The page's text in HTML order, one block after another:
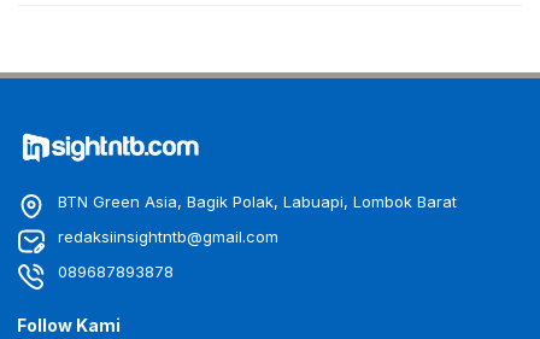
BTN Green Asia, Bagik Polak, Labuapi, Lombok Barat
redaksiinsightntb@gmail.com
089687893878
Follow Kami